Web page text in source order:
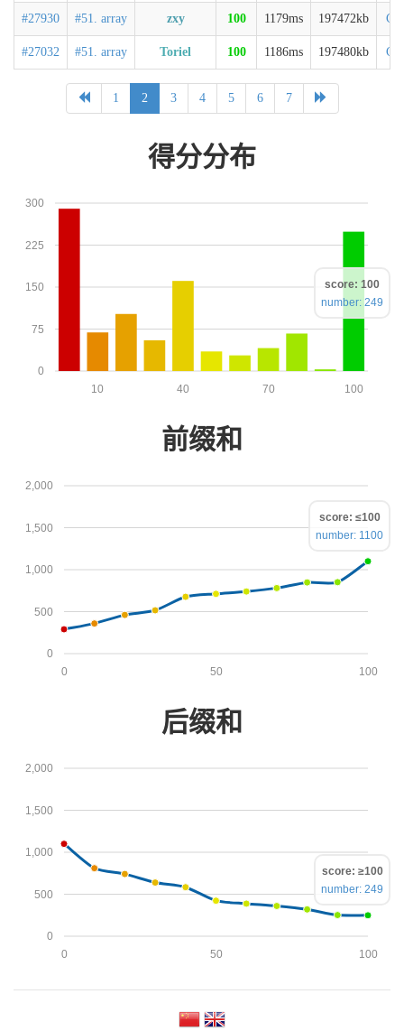
#27930 #51. array zxy 100 1179ms 197472kb
#27032 #51. array Toriel 100 1186ms 197480kb
1 2 3 4 5 6 7
得分分布
0
75
150
225
300
100
70
40
10
score: 100
number: 249
前缀和
0
500
1,000
1,500
2,000
100
50
0
score: ≤100
number: 1100
后缀和
0
500
1,000
1,500
2,000
100
50
0
score: ≥100
number: 249